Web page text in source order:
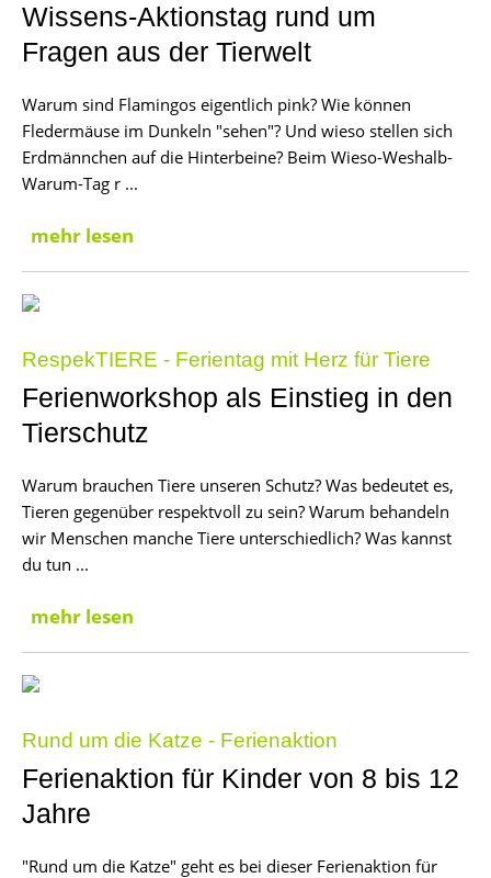
Wissens-Aktionstag rund um
Fragen aus der Tierwelt
Warum sind Flamingos eigentlich pink? Wie können
Fledermäuse im Dunkeln "sehen"? Und wieso stellen sich
Erdmännchen auf die Hinterbeine? Beim Wieso-Weshalb-
Warum-Tag r ...
mehr lesen
RespekTIERE - Ferientag mit Herz für Tiere
Ferienworkshop als Einstieg in den
Tierschutz
Warum brauchen Tiere unseren Schutz? Was bedeutet es,
Tieren gegenüber respektvoll zu sein? Warum behandeln
wir Menschen manche Tiere unterschiedlich? Was kannst
du tun ...
mehr lesen
Rund um die Katze - Ferienaktion
Ferienaktion für Kinder von 8 bis 12
Jahre
"Rund um die Katze" geht es bei dieser Ferienaktion für